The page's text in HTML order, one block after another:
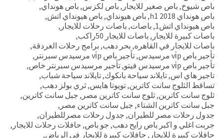
باص شيوخ, باص صغير للايجار , باص لكزس, باص هونداي,
باص هونداي h1 2018
, باص هيونداي, باص هيونداي اتش,
باص هيونداي اتش1 , باصات, باصات رحلات للايجار ,
باصات كبيرة للايجار , باصات للايجار 50راكب
,
باصات للايجار في القاهره, بحر دهب, برامج رحلات الغردقة,
تأجير باص vi̇p مرسيدس
,تأجير باص vi̇p مرسيدس سبرنتر
,
تأجير باص vi̇p مرسيدس فيتو
,تأجير مرسيدس سبرنتر خاص,
تاجير هاي اس,تايلاند سياحة بانكوك,تايلاند سياحة شباب,
تساقط الثلوج سانت كاترين,تويوتا هايس,ثري بولز دهب,
ثلوج سانت كاترين,ثلوج سانت كاترين مصر , جبل سانت كاترين,
جبل سانت كاترين الشتاء, جبل سانت كاترين مصر ,
جدول رحلات مصر للطيران, جدول رحلات مصرللطيران,
جربت اغلي و اكبر باص رايح دهب, جو باص, حافلات رحلات للايجار ,
حافلات كبيرة للايجار , حافلات كبيرة للايجار في الرياض,